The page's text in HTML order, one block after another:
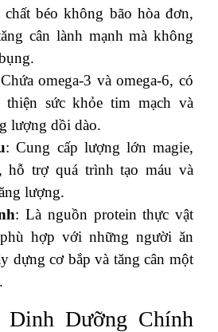
béo không bão hòa đơn,
cân lành mạnh mà không
omega-3 và omega-6, có
thiện sức khỏe tim mạch và
lượng dồi dào.
: Cung cấp lượng lớn magie,
hỗ trợ quá trình tạo máu và
lượng.
: Là nguồn protein thực vật
hợp với những người ăn
dựng cơ bắp và tăng cân một
Dinh Dưỡng Chính